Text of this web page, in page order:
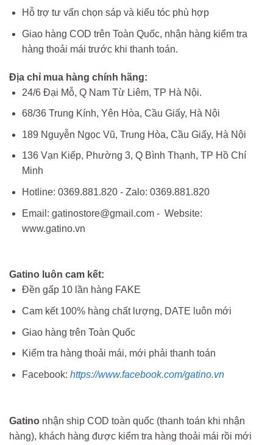
Hỗ trợ tư vấn chọn sáp và kiểu tóc phù hợp
Giao hàng COD trên Toàn Quốc, nhận hàng kiểm tra
hàng thoải mái trước khi thanh toán.
Địa chỉ mua hàng chính hãng:
24/6 Đại Mỗ, Q Nam Từ Liêm, TP Hà Nội.
68/36 Trung Kính, Yên Hòa, Cầu Giấy, Hà Nội
189 Nguyễn Ngọc Vũ, Trung Hòa, Cầu Giấy, Hà Nội
136 Vạn Kiếp, Phường 3, Q Bình Thạnh, TP Hồ Chí
Minh
Hotline: 0369.881.820 - Zalo: 0369.881.820
Email: gatinostore@gmail.com - Website:
www.gatino.vn
Gatino luôn cam kết:
Đền gấp 10 lần hàng FAKE
Cam kết 100% hàng chất lượng, DATE luôn mới
Giao hàng trên Toàn Quốc
Kiểm tra hàng thoải mái, mới phải thanh toán
Facebook: https://www.facebook.com/gatino.vn
Gatino nhận ship COD toàn quốc (thanh toán khi nhận
hàng), khách hàng được kiểm tra hàng thoải mái rồi mới